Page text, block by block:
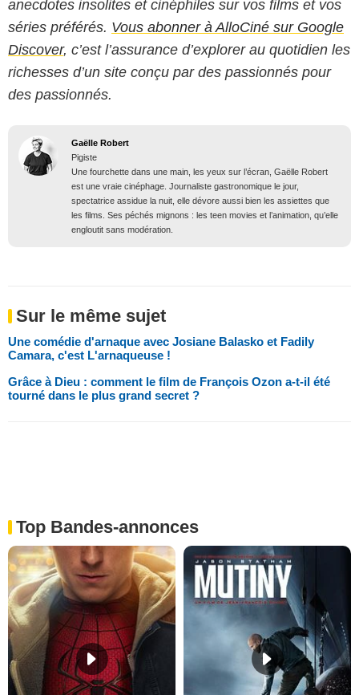
anecdotes insolites et cinéphiles sur vos films et vos
séries préférés. Vous abonner à AlloCiné sur Google
Discover, c’est l’assurance d’explorer au quotidien les
richesses d’un site conçu par des passionnés pour
des passionnés.
Gaëlle Robert
Pigiste
Une fourchette dans une main, les yeux sur l’écran, Gaëlle Robert
est une vraie cinéphage. Journaliste gastronomique le jour,
spectatrice assidue la nuit, elle dévore aussi bien les assiettes que
les films. Ses péchés mignons : les teen movies et l’animation, qu’elle
engloutit sans modération.
Sur le même sujet
Une comédie d'arnaque avec Josiane Balasko et Fadily
Camara, c'est L'arnaqueuse !
Grâce à Dieu : comment le film de François Ozon a-t-il été
tourné dans le plus grand secret ?
Top Bandes-annonces